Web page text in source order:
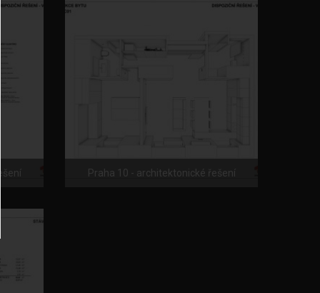
Praha 10 - architektonické řešení